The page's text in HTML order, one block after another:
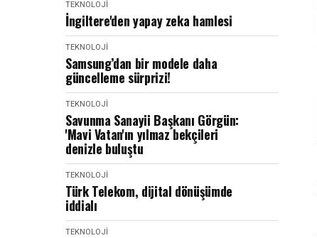
TEKNOLOJI
İngiltere'den yapay zeka hamlesi
TEKNOLOJI
Samsung’dan bir modele daha
güncelleme sürprizi!
TEKNOLOJI
Savunma Sanayii Başkanı Görgün:
'Mavi Vatan'ın yılmaz bekçileri
denizle buluştu
TEKNOLOJI
Türk Telekom, dijital dönüşümde
iddialı
TEKNOLOJI